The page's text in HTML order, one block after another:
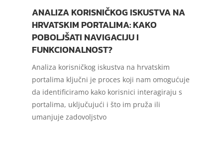
ANALIZA KORISNIČKOG ISKUSTVA NA
HRVATSKIM PORTALIMA: KAKO
POBOLJŠATI NAVIGACIJU I
FUNKCIONALNOST?
Analiza korisničkog iskustva na hrvatskim
portalima ključni je proces koji nam omogućuje
da identificiramo kako korisnici interagiraju s
portalima, uključujući i što im pruža ili
umanjuje zadovoljstvo